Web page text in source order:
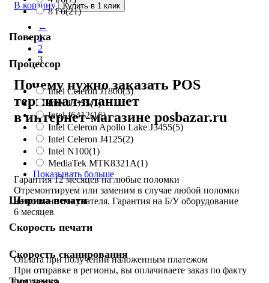
8 Гб(21)
Поверка
Процессор
Intel Celeron J1800(3)
Intel J3355(1)
Intel J6412(16)
Intel Celeron Apollo Lake J3455(5)
Intel Celeron J4125(2)
Intel N100(1)
MediaTek MTK8321A(1)
Показывать больше
Ширина печати
Скорость печати
Скорость сканирования
В корзину
Купить в 1 клик
←
1
2
3
Почему нужно заказать POS
терминал-планшет
в интернет-магазине posbazar.ru
Гарантия 12 месяцев на любые поломки
Отремонтируем или заменим в случае любой поломки
не по вине покупателя. Гарантия на Б/У оборудование
6 месяцев
Оплата при получении наложенным платежом
При отправке в регионы, вы оплачиваете заказ по факту
получения